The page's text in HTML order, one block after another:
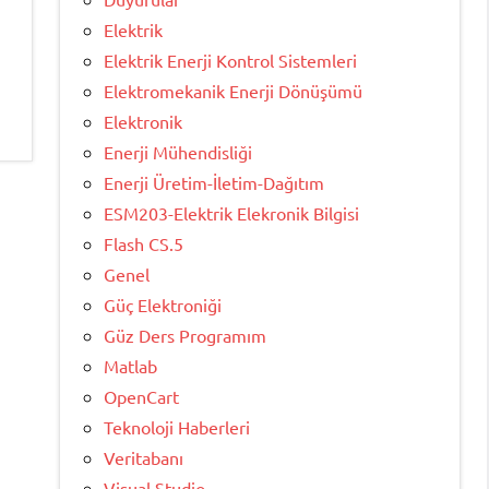
Elektrik
Elektrik Enerji Kontrol Sistemleri
Elektromekanik Enerji Dönüşümü
Elektronik
Enerji Mühendisliği
Enerji Üretim-İletim-Dağıtım
ESM203-Elektrik Elekronik Bilgisi
Flash CS.5
Genel
Güç Elektroniği
Güz Ders Programım
Matlab
OpenCart
Teknoloji Haberleri
Veritabanı